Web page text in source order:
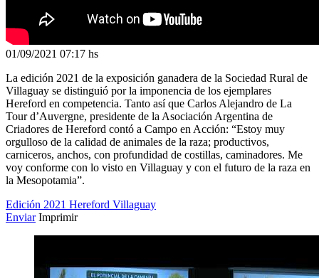
01/09/2021 07:17 hs
La edición 2021 de la exposición ganadera de la Sociedad Rural de
Villaguay se distinguió por la imponencia de los ejemplares
Hereford en competencia. Tanto así que Carlos Alejandro de La
Tour d’Auvergne, presidente de la Asociación Argentina de
Criadores de Hereford contó a Campo en Acción: “Estoy muy
orgulloso de la calidad de animales de la raza; productivos,
carniceros, anchos, con profundidad de costillas, caminadores. Me
voy conforme con lo visto en Villaguay y con el futuro de la raza en
la Mesopotamia”.
Edición 2021 Hereford Villaguay
Enviar Imprimir